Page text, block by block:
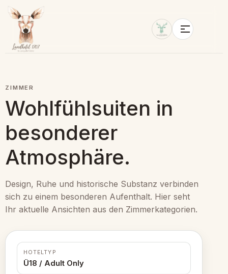
ZIMMER
Wohlfühlsuiten in
besonderer
Atmosphäre.
Design, Ruhe und historische Substanz verbinden
sich zu einem besonderen Aufenthalt. Hier seht
Ihr aktuelle Ansichten aus den Zimmerkategorien.
HOTELTYP
Ü18 / Adult Only